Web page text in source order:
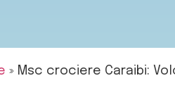
» Msc crociere Caraibi: